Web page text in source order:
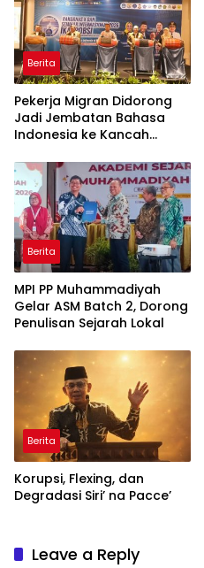
Berita
Pekerja Migran Didorong
Jadi Jembatan Bahasa
Indonesia ke Kancah
Berita
MPI PP Muhammadiyah
Gelar ASM Batch 2, Dorong
Penulisan Sejarah Lokal
Berita
Korupsi, Flexing, dan
Degradasi Siri’ na Pacce’
Leave a Reply